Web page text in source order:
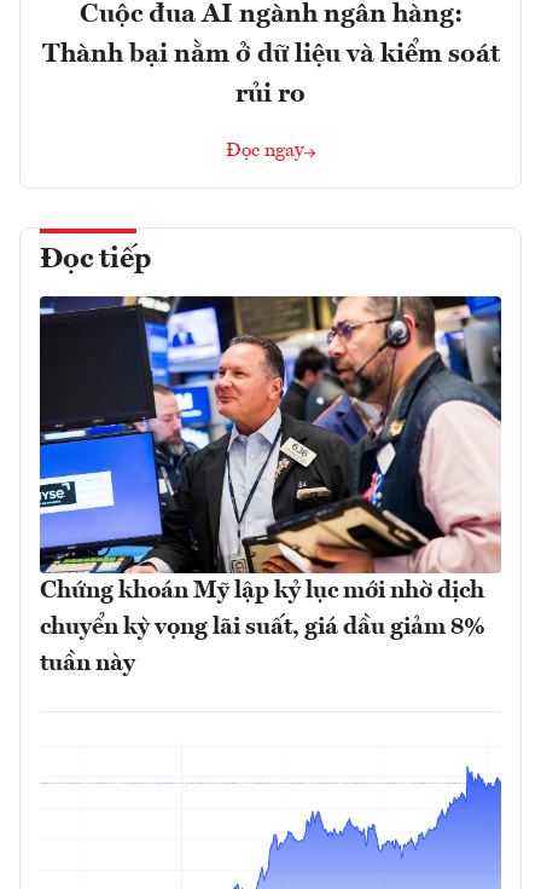
Cuộc đua AI ngành ngân hàng:
Thành bại nằm ở dữ liệu và kiểm soát
rủi ro
Đọc ngay
Đọc tiếp
Chứng khoán Mỹ lập kỷ lục mới nhờ dịch
chuyển kỳ vọng lãi suất, giá dầu giảm 8%
tuần này